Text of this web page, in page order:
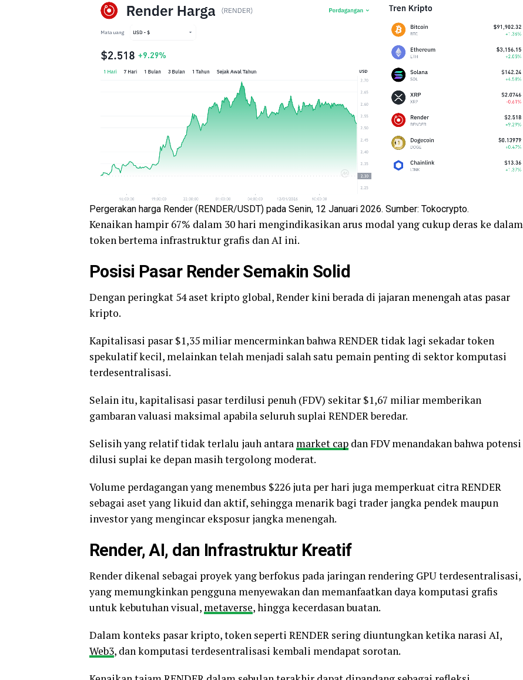
Pergerakan harga Render (RENDER/USDT) pada Senin, 12 Januari 2026. Sumber: Tokocrypto.
Kenaikan hampir 67% dalam 30 hari mengindikasikan arus modal yang cukup deras ke dalam
token bertema infrastruktur grafis dan AI ini.
Posisi Pasar Render Semakin Solid
Dengan peringkat 54 aset kripto global, Render kini berada di jajaran menengah atas pasar
kripto.
Kapitalisasi pasar $1,35 miliar mencerminkan bahwa RENDER tidak lagi sekadar token
spekulatif kecil, melainkan telah menjadi salah satu pemain penting di sektor komputasi
terdesentralisasi.
Selain itu, kapitalisasi pasar terdilusi penuh (FDV) sekitar $1,67 miliar memberikan
gambaran valuasi maksimal apabila seluruh suplai RENDER beredar.
Selisih yang relatif tidak terlalu jauh antara market cap dan FDV menandakan bahwa potensi
dilusi suplai ke depan masih tergolong moderat.
Volume perdagangan yang menembus $226 juta per hari juga memperkuat citra RENDER
sebagai aset yang likuid dan aktif, sehingga menarik bagi trader jangka pendek maupun
investor yang mengincar eksposur jangka menengah.
Render, AI, dan Infrastruktur Kreatif
Render dikenal sebagai proyek yang berfokus pada jaringan rendering GPU terdesentralisasi,
yang memungkinkan pengguna menyewakan dan memanfaatkan daya komputasi grafis
untuk kebutuhan visual, metaverse, hingga kecerdasan buatan.
Dalam konteks pasar kripto, token seperti RENDER sering diuntungkan ketika narasi AI,
Web3, dan komputasi terdesentralisasi kembali mendapat sorotan.